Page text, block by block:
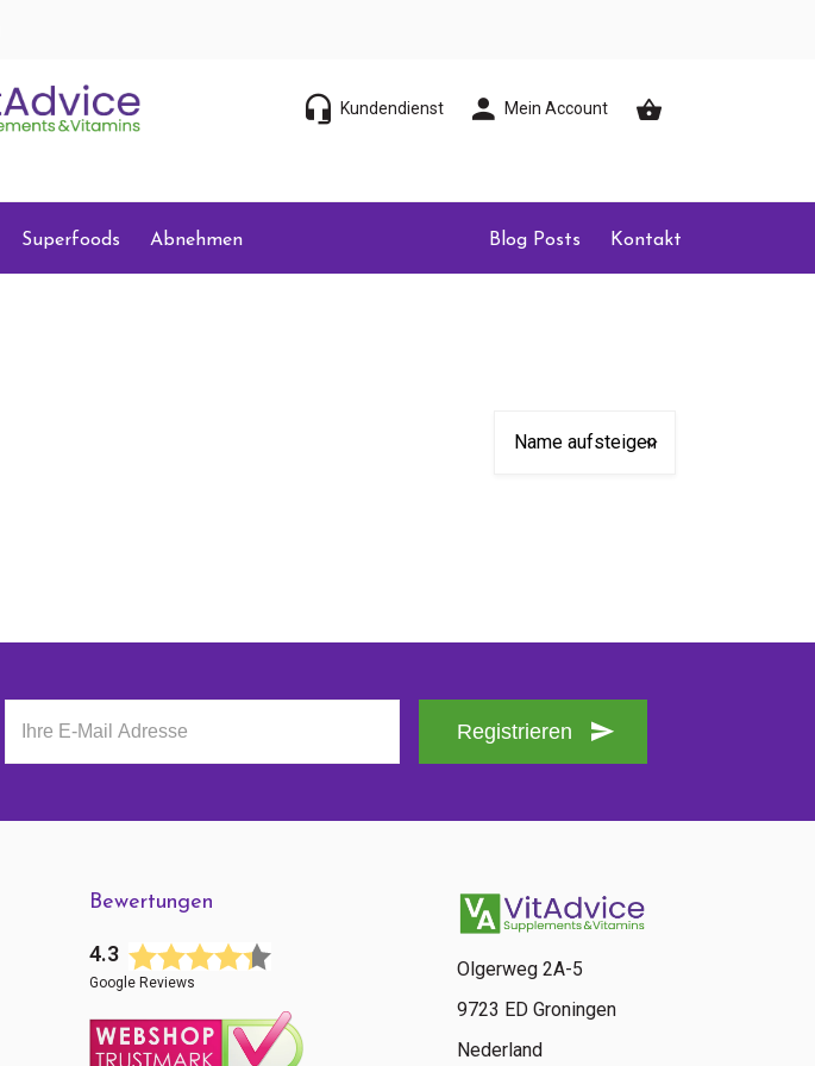
Kundendienst Mein Account
Superfoods Abnehmen Blog Posts Kontakt
Registrieren
Bewertungen
4.3
Google Reviews
Olgerweg 2A-5
9723 ED Groningen
Nederland